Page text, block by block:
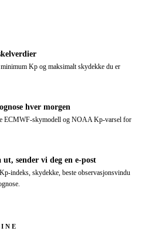
Kp og maksimalt skydekke du er
hver morgen
ECMWF-skymodell og NOAA Kp-varsel for
sender vi deg en e-post
indeks, skydekke, beste observasjonsvindu